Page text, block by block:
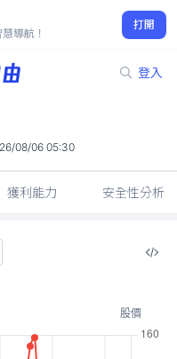
導航！
打開
登入
08/06 05:30
獲利能力 安全性分析